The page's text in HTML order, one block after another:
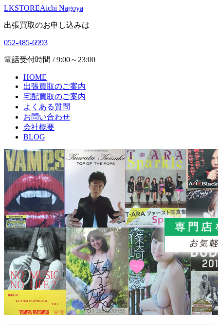
LKSTOREAichi Nagoya
出張買取のお申し込みは
052-485-6993
電話受付時間 / 9:00～23:00
HOME
出張買取のご案内
宅配買取のご案内
よくある質問
お問い合わせ
会社概要
BLOG